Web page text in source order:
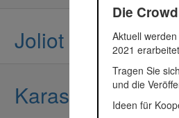
Joliot Curie Platz
Karasstrasse
Die
Aktuell
2021
Tragen Sie
und die
Ideen für